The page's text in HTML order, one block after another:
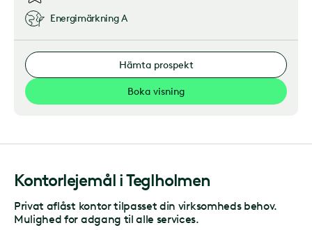
Energimärkning A
Hämta prospekt
Boka visning
Kontorlejemål iTeglholmen
Privat aflåst kontor tilpasset din virksomheds behov.
Mulighed for adgang til alle services.